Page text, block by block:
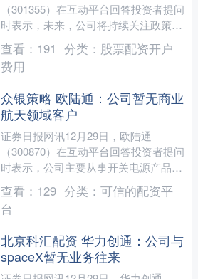
（301355）在互动平台回答投资者提问
时表示，未来，公司将持续关注政策动
向，把握市场机遇，通过技术创新与产
品优化，不断深化....
查看： 191 分类： 股票配资开户
费用
众银策略 欧陆通：公司暂无商业
航天领域客户
证券日报网讯12月29日，欧陆通
（300870）在互动平台回答投资者提问
时表示，公司主要从事开关电源产品的
研发、生产与销售，主要产品包括电源
适配器、数据中心电源....
查看： 129 分类： 可信的配资平
台
北京科汇配资 华力创通：公司与
spaceX暂无业务往来